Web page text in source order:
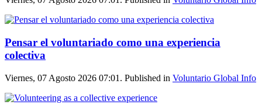
Pensar el voluntariado como una experiencia
colectiva
Viernes, 07 Agosto 2026 07:01. Published in Voluntario Global Info